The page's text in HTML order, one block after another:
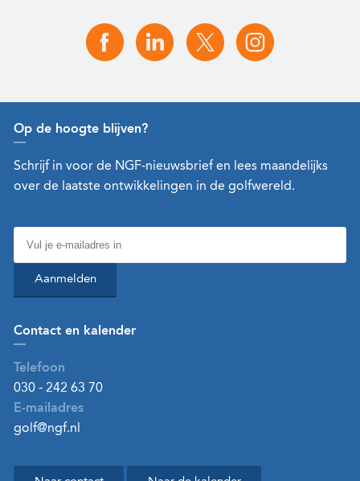
Op de hoogte blijven?
Schrijf in voor de NGF-nieuwsbrief en lees maandelijks
over de laatste ontwikkelingen in de golfwereld.
Aanmelden
Contact en kalender
Telefoon
030 - 242 63 70
E-mailadres
golf@ngf.nl